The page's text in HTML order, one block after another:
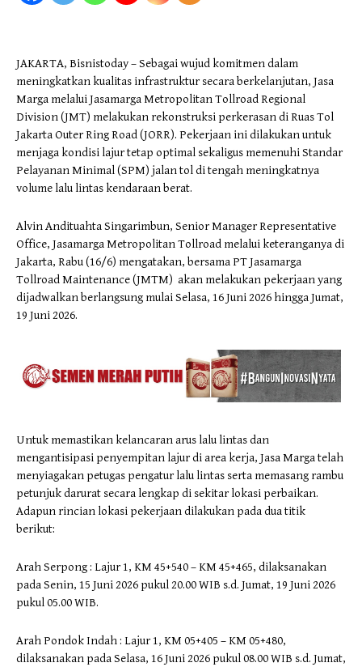
JAKARTA, Bisnistoday – Sebagai wujud komitmen dalam
meningkatkan kualitas infrastruktur secara berkelanjutan, Jasa
Marga melalui Jasamarga Metropolitan Tollroad Regional
Division (JMT) melakukan rekonstruksi perkerasan di Ruas Tol
Jakarta Outer Ring Road (JORR). Pekerjaan ini dilakukan untuk
menjaga kondisi lajur tetap optimal sekaligus memenuhi Standar
Pelayanan Minimal (SPM) jalan tol di tengah meningkatnya
volume lalu lintas kendaraan berat.
Alvin Andituahta Singarimbun, Senior Manager Representative
Office, Jasamarga Metropolitan Tollroad melalui keteranganya di
Jakarta, Rabu (16/6) mengatakan, bersama PT Jasamarga
Tollroad Maintenance (JMTM) akan melakukan pekerjaan yang
dijadwalkan berlangsung mulai Selasa, 16 Juni 2026 hingga Jumat,
19 Juni 2026.
Untuk memastikan kelancaran arus lalu lintas dan
mengantisipasi penyempitan lajur di area kerja, Jasa Marga telah
menyiagakan petugas pengatur lalu lintas serta memasang rambu
petunjuk darurat secara lengkap di sekitar lokasi perbaikan.
Adapun rincian lokasi pekerjaan dilakukan pada dua titik
berikut:
Arah Serpong : Lajur 1, KM 45+540 – KM 45+465, dilaksanakan
pada Senin, 15 Juni 2026 pukul 20.00 WIB s.d. Jumat, 19 Juni 2026
pukul 05.00 WIB.
Arah Pondok Indah : Lajur 1, KM 05+405 – KM 05+480,
dilaksanakan pada Selasa, 16 Juni 2026 pukul 08.00 WIB s.d. Jumat,